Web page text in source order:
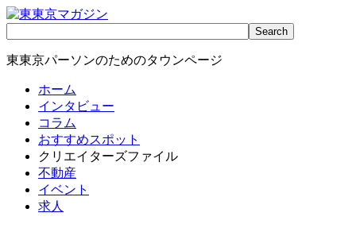
東東京パーソンのためのタウンページ
ホーム
インタビュー
コラム
おすすめスポット
クリエイターズファイル
不動産
イベント
求人